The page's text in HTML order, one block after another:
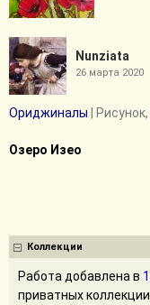
Nunziata
26 марта 2020
Ориджиналы | Рисунок,
Озеро Изео
Коллекции
Работа добавлена в 1
приватных коллекции